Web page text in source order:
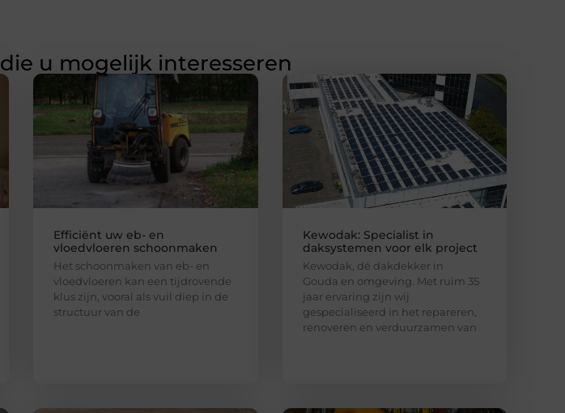
die u mogelijk interesseren
Efficiënt uw eb- en
vloedvloeren schoonmaken
Het schoonmaken van eb- en
vloedvloeren kan een tijdrovende
klus zijn, vooral als vuil diep in de
structuur van de
Kewodak: Specialist in
daksystemen voor elk project
Kewodak, dé dakdekker in
Gouda en omgeving. Met ruim 35
jaar ervaring zijn wij
gespecialiseerd in het repareren,
renoveren en verduurzamen van